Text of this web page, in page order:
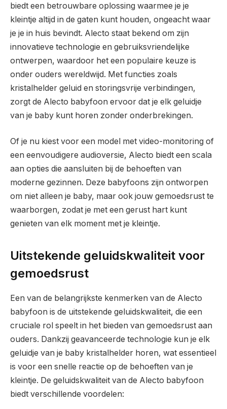
biedt een betrouwbare oplossing waarmee je je
kleintje altijd in de gaten kunt houden, ongeacht waar
je je in huis bevindt. Alecto staat bekend om zijn
innovatieve technologie en gebruiksvriendelijke
ontwerpen, waardoor het een populaire keuze is
onder ouders wereldwijd. Met functies zoals
kristalhelder geluid en storingsvrije verbindingen,
zorgt de Alecto babyfoon ervoor dat je elk geluidje
van je baby kunt horen zonder onderbrekingen.
Of je nu kiest voor een model met video-monitoring of
een eenvoudigere audioversie, Alecto biedt een scala
aan opties die aansluiten bij de behoeften van
moderne gezinnen. Deze babyfoons zijn ontworpen
om niet alleen je baby, maar ook jouw gemoedsrust te
waarborgen, zodat je met een gerust hart kunt
genieten van elk moment met je kleintje.
Uitstekende geluidskwaliteit voor
gemoedsrust
Een van de belangrijkste kenmerken van de Alecto
babyfoon is de uitstekende geluidskwaliteit, die een
cruciale rol speelt in het bieden van gemoedsrust aan
ouders. Dankzij geavanceerde technologie kun je elk
geluidje van je baby kristalhelder horen, wat essentieel
is voor een snelle reactie op de behoeften van je
kleintje. De geluidskwaliteit van de Alecto babyfoon
biedt verschillende voordelen: